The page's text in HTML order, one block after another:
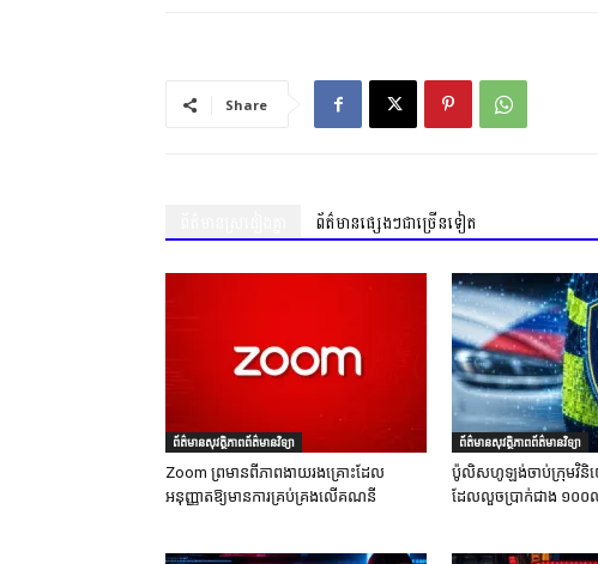
Share
ព័ត៌មានផ្សេងៗជាច្រើនទៀត
ព័ត៌មានសុវត្ថិភាពព័ត៌មានវិទ្យា
Zoom ព្រមានពីភាពងាយរងគ្រោះដែល
អនុញ្ញាតឱ្យមានការគ្រប់គ្រងលើគណនី
ព័ត៌មានសុវត្ថិភាពព័ត៌មានវិទ្យា
ប៉ូលិសហូឡង់ចាប់ក្រុមវិនិ
ដែលលួចប្រាក់ជាង ១០០